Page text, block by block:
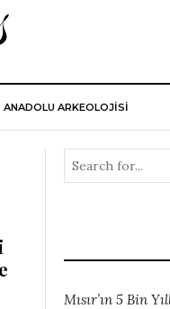
ANADOLU ARKEOLOJİSİ
Mısır’ın 5 Bin